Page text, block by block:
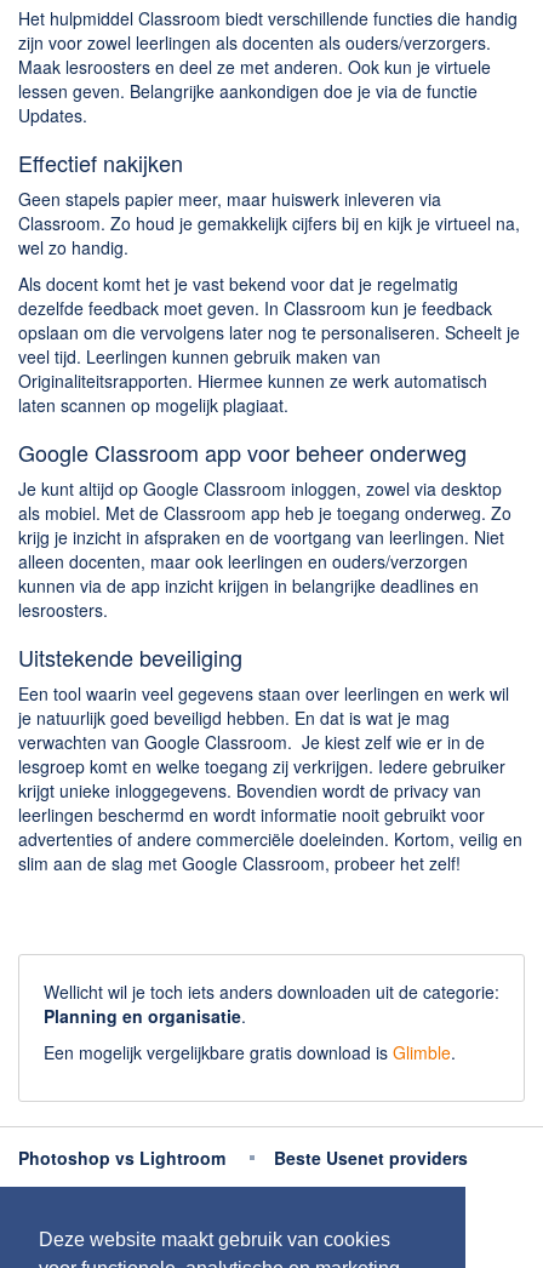
Deze website maakt gebruik van cookies
Het hulpmiddel Classroom biedt verschillende functies die handig
zijn voor zowel leerlingen als docenten als ouders/verzorgers.
Maak lesroosters en deel ze met anderen. Ook kun je virtuele
lessen geven. Belangrijke aankondigen doe je via de functie
Updates.
Effectief nakijken
Geen stapels papier meer, maar huiswerk inleveren via
Classroom. Zo houd je gemakkelijk cijfers bij en kijk je virtueel na,
wel zo handig.
Als docent komt het je vast bekend voor dat je regelmatig
dezelfde feedback moet geven. In Classroom kun je feedback
opslaan om die vervolgens later nog te personaliseren. Scheelt je
veel tijd. Leerlingen kunnen gebruik maken van
Originaliteitsrapporten. Hiermee kunnen ze werk automatisch
laten scannen op mogelijk plagiaat.
Google Classroom app voor beheer onderweg
Je kunt altijd op Google Classroom inloggen, zowel via desktop
als mobiel. Met de Classroom app heb je toegang onderweg. Zo
krijg je inzicht in afspraken en de voortgang van leerlingen. Niet
alleen docenten, maar ook leerlingen en ouders/verzorgen
kunnen via de app inzicht krijgen in belangrijke deadlines en
lesroosters.
Uitstekende beveiliging
Een tool waarin veel gegevens staan over leerlingen en werk wil
je natuurlijk goed beveiligd hebben. En dat is wat je mag
verwachten van Google Classroom. Je kiest zelf wie er in de
lesgroep komt en welke toegang zij verkrijgen. Iedere gebruiker
krijgt unieke inloggegevens. Bovendien wordt de privacy van
leerlingen beschermd en wordt informatie nooit gebruikt voor
advertenties of andere commerciële doeleinden. Kortom, veilig en
slim aan de slag met Google Classroom, probeer het zelf!
Wellicht wil je toch iets anders downloaden uit de categorie:
Planning en organisatie.
Een mogelijk vergelijkbare gratis download is Glimble.
Photoshop vs Lightroom
Beste Usenet providers
Meer uitleg